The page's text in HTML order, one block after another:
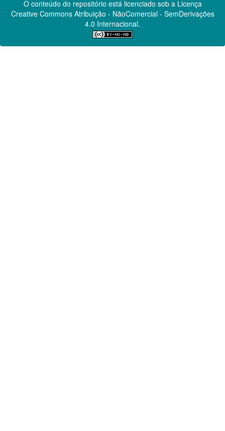
O conteúdo do repositório está licenciado sob a Licença
Creative CommonsAtribuição - NãoComercial - SemDerivações
4.0 Internacional.